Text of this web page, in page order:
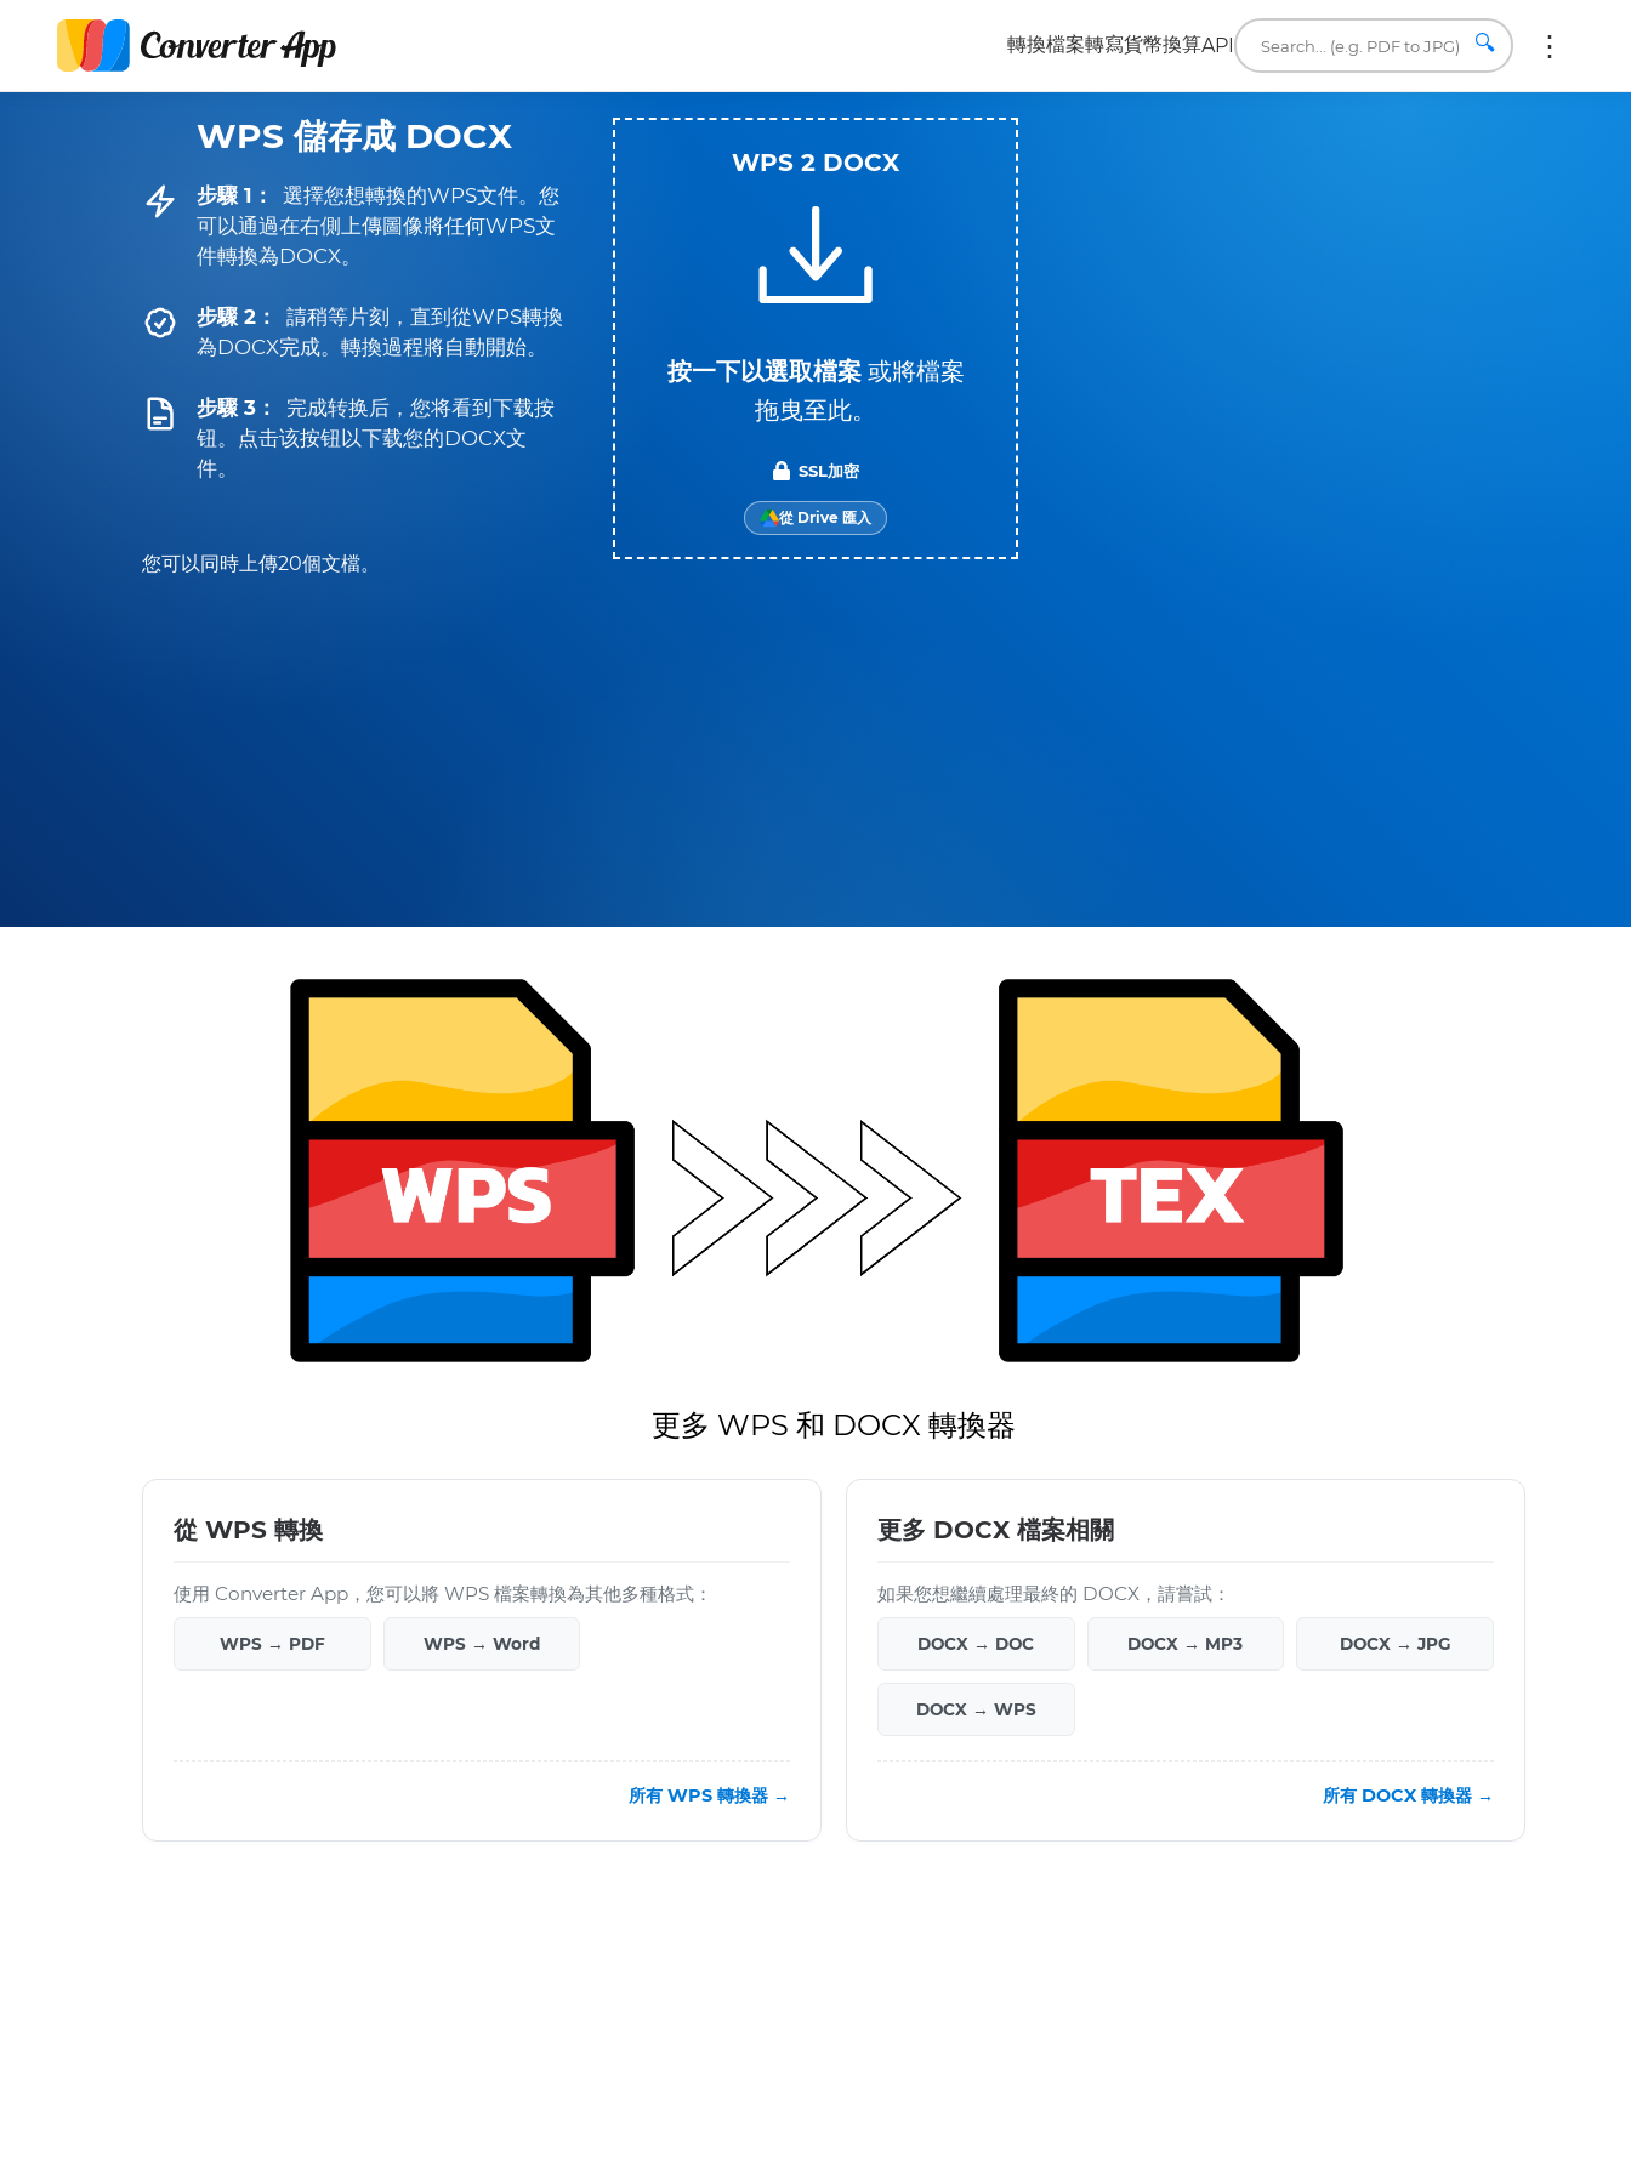
轉換檔案轉寫貨幣換算API 🔍
WPS 儲存成 DOCX
步驟 1：
選擇您想轉換的WPS文件。您
可以通過在右側上傳圖像將任何WPS文
件轉換為DOCX。
步驟 2：
請稍等片刻，直到從WPS轉換
為DOCX完成。轉換過程將自動開始。
步驟 3：
完成转换后，您将看到下载按
钮。点击该按钮以下载您的DOCX文
件。
您可以同時上傳20個文檔。
WPS 2 DOCX
按一下以選取檔案 或將檔案
拖曳至此。
SSL加密
從 Drive 匯入
更多 WPS 和 DOCX 轉換器
從 WPS 轉換
使用 Converter App，您可以將 WPS 檔案轉換為其他多種格式：
WPS → PDF WPS → Word
所有 WPS 轉換器 →
更多 DOCX 檔案相關
如果您想繼續處理最終的 DOCX，請嘗試：
DOCX → DOC DOCX → MP3 DOCX → JPG
DOCX → WPS
所有 DOCX 轉換器 →